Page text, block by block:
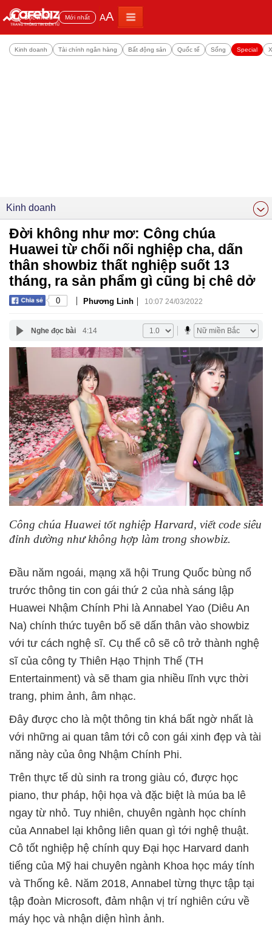
Đọc nhiều Mới nhất AA
Kinh doanh Tài chính ngân hàng Bất động sản Quốc tế Sống Special
Kinh doanh
Đời không như mơ: Công chúa
Huawei từ chối nối nghiệp cha, dấn
thân showbiz thất nghiệp suốt 13
tháng, ra sản phẩm gì cũng bị chê dở
0 | Phương Linh | 10:07 24/03/2022
Nghe đọc bài 4:14
Công chúa Huawei tốt nghiệp Harvard, viết code siêu
đỉnh dường như không hợp làm trong showbiz.
Đầu năm ngoái, mạng xã hội Trung Quốc bùng nổ
trước thông tin con gái thứ 2 của nhà sáng lập
Huawei Nhậm Chính Phi là Annabel Yao (Diêu An
Na) chính thức tuyên bố sẽ dấn thân vào showbiz
với tư cách nghệ sĩ. Cụ thể cô sẽ cô trở thành nghệ
sĩ của công ty Thiên Hạo Thịnh Thế (TH
Entertainment) và sẽ tham gia nhiều lĩnh vực thời
trang, phim ảnh, âm nhạc.
Đây được cho là một thông tin khá bất ngờ nhất là
với những ai quan tâm tới cô con gái xinh đẹp và tài
năng này của ông Nhậm Chính Phi.
Trên thực tế dù sinh ra trong giàu có, được học
piano, thư pháp, hội họa và đặc biệt là múa ba lê
ngay từ nhỏ. Tuy nhiên, chuyên ngành học chính
của Annabel lại không liên quan gì tới nghệ thuật.
Cô tốt nghiệp hệ chính quy Đại học Harvard danh
tiếng của Mỹ hai chuyên ngành Khoa học máy tính
và Thống kê. Năm 2018, Annabel từng thực tập tại
tập đoàn Microsoft, đảm nhận vị trí nghiên cứu về
máy học và nhận diện hình ảnh.